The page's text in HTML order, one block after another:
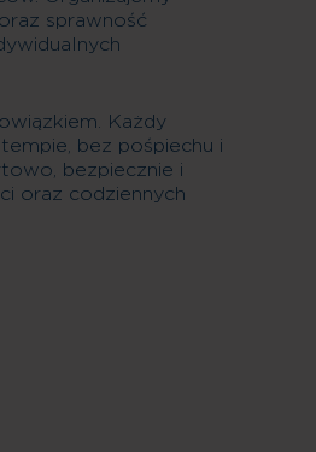
sprawność
Każdy
bez pośpiechu i
bezpiecznie i
oraz codziennych